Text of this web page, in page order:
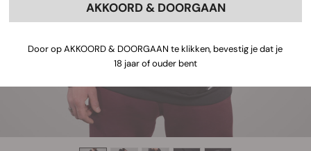
AKKOORD & DOORGAAN
Door op AKKOORD & DOORGAAN te klikken, bevestig je dat je
18 jaar of ouder bent